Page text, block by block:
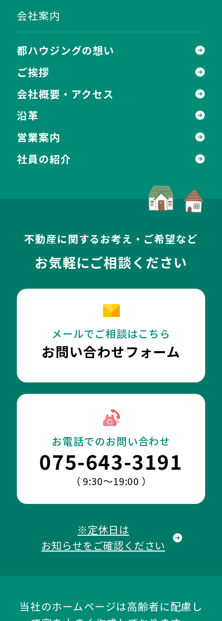
会社案内
都ハウジングの想い
ご挨拶
会社概要・アクセス
沿革
営業案内
社員の紹介
不動産に関するお考え・ご希望など
お気軽にご相談ください
メールでご相談はこちら
お問い合わせフォーム
お電話でのお問い合わせ
075-643-3191
（ 9:30～19:00 ）
※定休日は
お知らせをご確認ください
当社のホームページは高齢者に配慮し